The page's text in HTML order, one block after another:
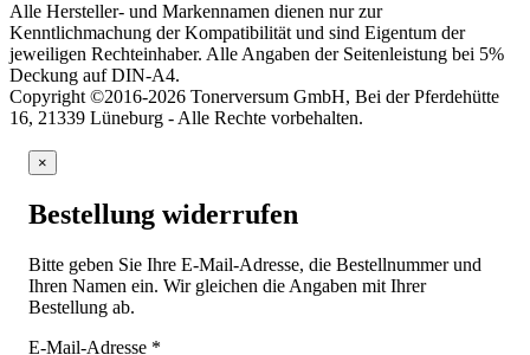
Alle Hersteller- und Markennamen dienen nur zur
Kenntlichmachung der Kompatibilität und sind Eigentum der
jeweiligen Rechteinhaber. Alle Angaben der Seitenleistung bei 5%
Deckung auf DIN-A4.
Copyright ©2016-2026 Tonerversum GmbH, Bei der Pferdehütte
16, 21339 Lüneburg - Alle Rechte vorbehalten.
×
Bestellung widerrufen
Bitte geben Sie Ihre E-Mail-Adresse, die Bestellnummer und
Ihren Namen ein. Wir gleichen die Angaben mit Ihrer
Bestellung ab.
E-Mail-Adresse *